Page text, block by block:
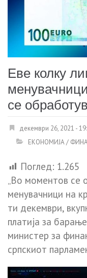
Еве колку
се
декември 26, 2021 -
ЕКОНОМИЈА /
Поглед: 1.265
„Во моментов се
менувачници на
ти декември,
платија за
министер за
српскиот